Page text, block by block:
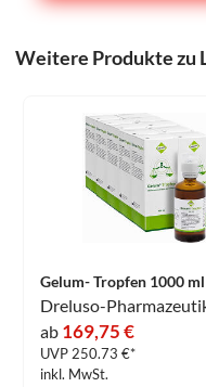
Weitere Produkte zu
Gelum- Tropfen 1000 ml
ab 169,75 €
UVP 250.73 €*
inkl. MwSt.